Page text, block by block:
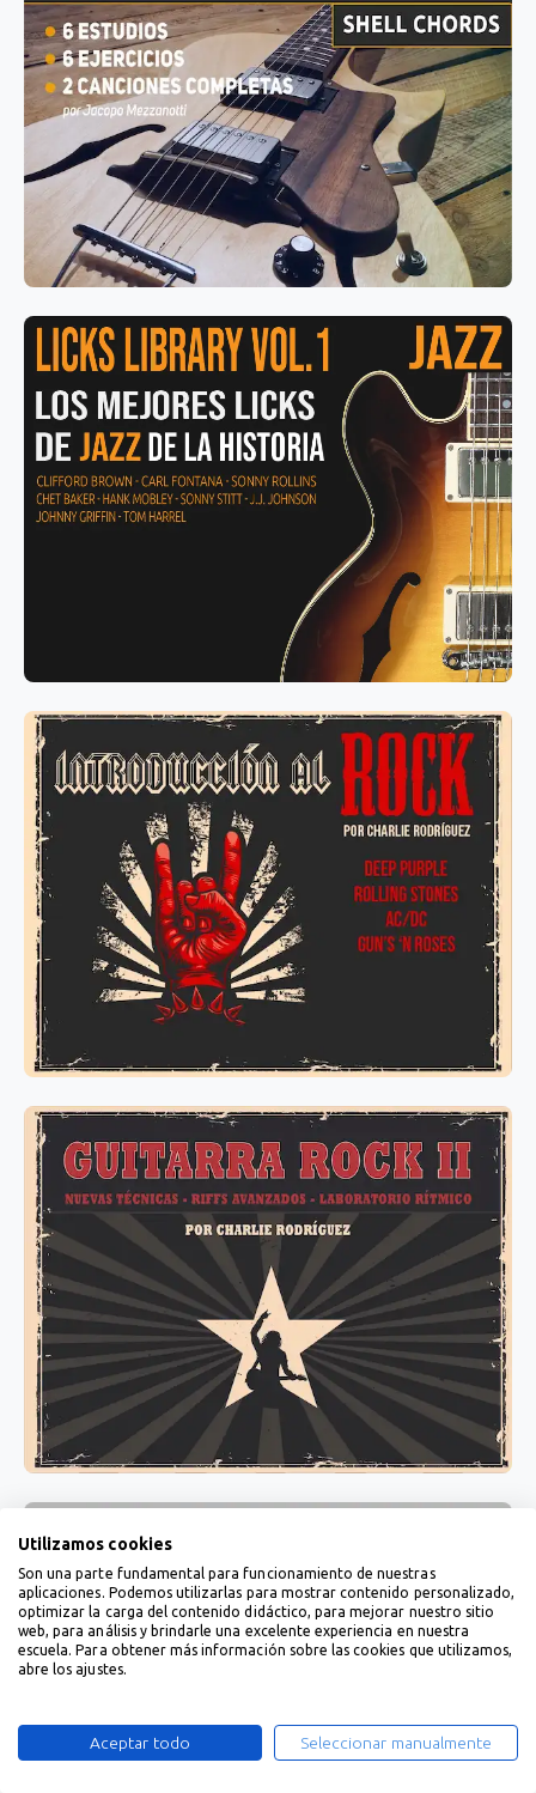
Utilizamos cookies
Son una parte fundamental para funcionamiento de nuestras
aplicaciones. Podemos utilizarlas para mostrar contenido personalizado,
optimizar la carga del contenido didáctico, para mejorar nuestro sitio
web, para análisis y brindarle una excelente experiencia en nuestra
escuela. Para obtener más información sobre las cookies que utilizamos,
abre los ajustes.
Aceptar todo Seleccionar manualmente